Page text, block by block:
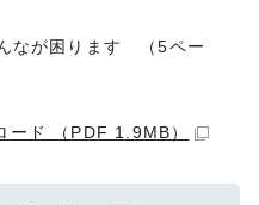
なが困ります （5ペー
ード （PDF 1.9MB）